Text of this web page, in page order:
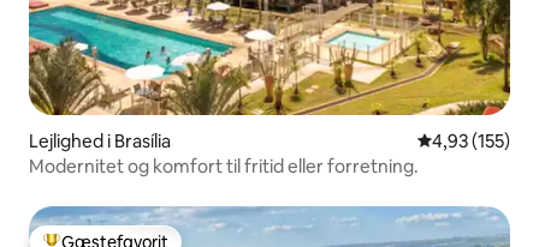
Lejlighed i Brasília 4,93 ud af 5 i
4,93 (155)
Modernitet og komfort til fritid eller forretning.